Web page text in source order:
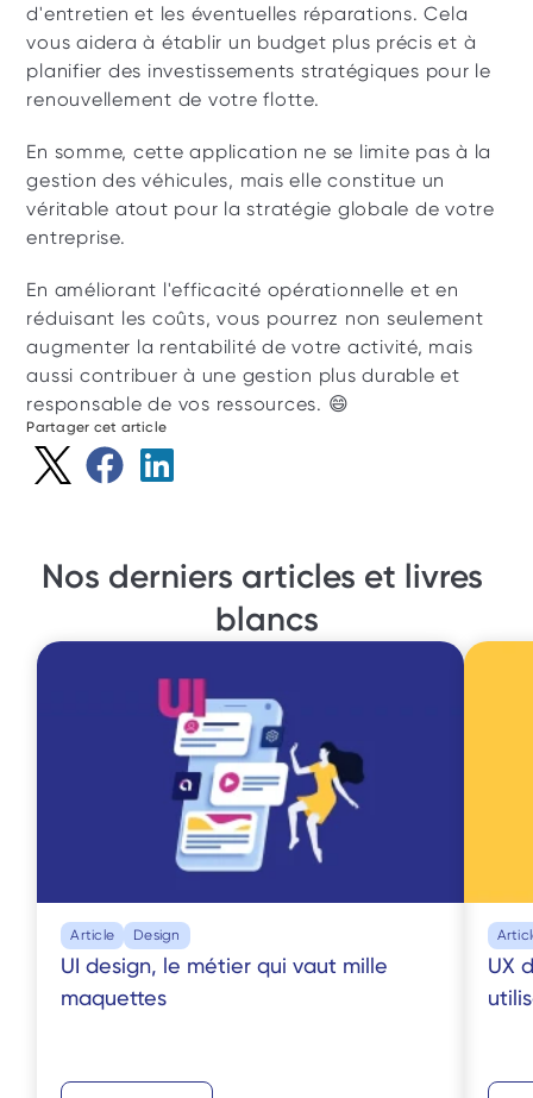
d'entretien et les éventuelles réparations. Cela
vous aidera à établir un budget plus précis et à
planifier des investissements stratégiques pour le
renouvellement de votre flotte.
En somme, cette application ne se limite pas à la
gestion des véhicules, mais elle constitue un
véritable atout pour la stratégie globale de votre
entreprise.
En améliorant l'efficacité opérationnelle et en
réduisant les coûts, vous pourrez non seulement
augmenter la rentabilité de votre activité, mais
aussi contribuer à une gestion plus durable et
responsable de vos ressources. 😄
Partager cet article
Nos derniers articles et livres
blancs
Article Design
UI design, le métier qui vaut mille
maquettes
UX